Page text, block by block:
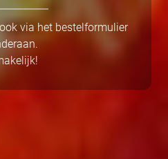
via het bestelformulier